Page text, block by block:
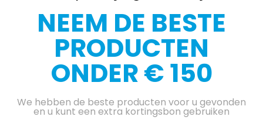
NEEM DE BESTE
PRODUCTEN
ONDER € 150
We hebben de beste producten voor u gevonden
en u kunt een extra kortingsbon gebruiken